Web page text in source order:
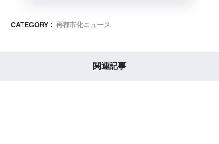
CATEGORY : 再都市化ニュース
関連記事